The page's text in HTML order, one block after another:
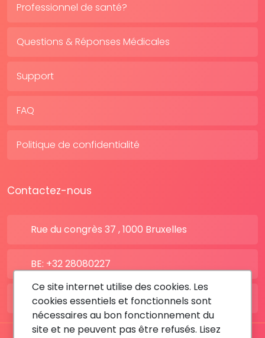
Professionnel de santé?
Questions & Réponses Médicales
Support
FAQ
Politique de confidentialité
Contactez-nous
Rue du congrès 37 , 1000 Bruxelles
BE: +32 28080227
FR: +33 183642895
Ce site internet utilise des cookies. Les
cookies essentiels et fonctionnels sont
nécessaires au bon fonctionnement du
site et ne peuvent pas être refusés. Lisez